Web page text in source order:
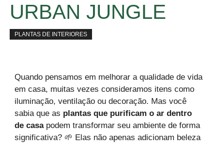
URBAN JUNGLE
PLANTAS DE INTERIORES
Quando pensamos em melhorar a qualidade de vida
em casa, muitas vezes consideramos itens como
iluminação, ventilação ou decoração. Mas você
sabia que as plantas que purificam o ar dentro
de casapodem transformar seu ambiente de forma
significativa? 🌱 Elas não apenas adicionam beleza